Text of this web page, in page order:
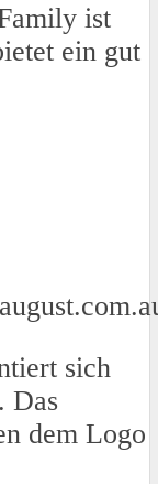
ist
ein gut
sich
Das
dem Logo